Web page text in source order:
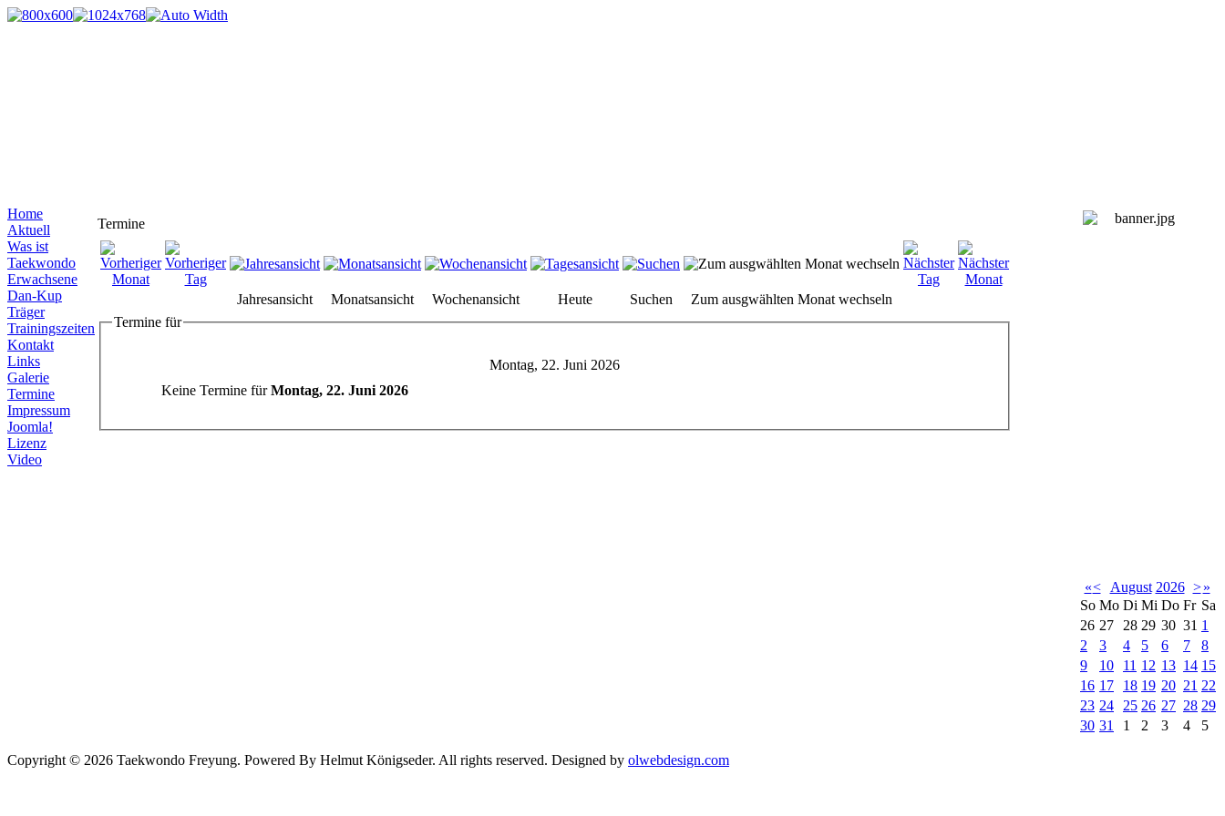
Home
Aktuell
Was ist
Taekwondo
Erwachsene
Dan-Kup
Träger
Trainingszeiten
Kontakt
Links
Galerie
Termine
Impressum
Joomla!
Lizenz
Video
Termine
Jahresansicht Monatsansicht Wochenansicht Heute Suchen
Zum ausgwählten Monat wechseln
Termine für
Montag, 22. Juni 2026
Keine Termine fürMontag, 22. Juni 2026
«< August 2026 > »
So Mo Di Mi Do Fr Sa
26 27 28 29 30 31 1
2
3 4 5 6 7
8
9
10 11 12 13 14 15
16 17 18 19 20 21 22
23 24 25 26 27 28 29
30 31 1 2 3 4 5
Copyright © 2026 Taekwondo Freyung. Powered By Helmut Königseder. All rights reserved. Designed by olwebdesign.com